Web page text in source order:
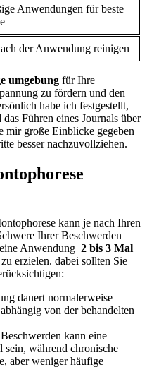
Anwendungen ‍für⁣ beste
der ⁤Anwendung reinigen
umgebung für Ihre
⁣zu⁤ fördern und den
habe‌ ich festgestellt,
das Führen ‌eines Journals über
mir‌ große ‌Einblicke​ gegeben
besser nachzuvollziehen.
kann⁤ je nach Ihren
Ihrer Beschwerden
Anwendung
2 bis 3 Mal
erzielen. ‌dabei sollten Sie
dauert​ normalerweise⁤
von der‍ behandelten
kann eine
während chronische
aber​ weniger häufige